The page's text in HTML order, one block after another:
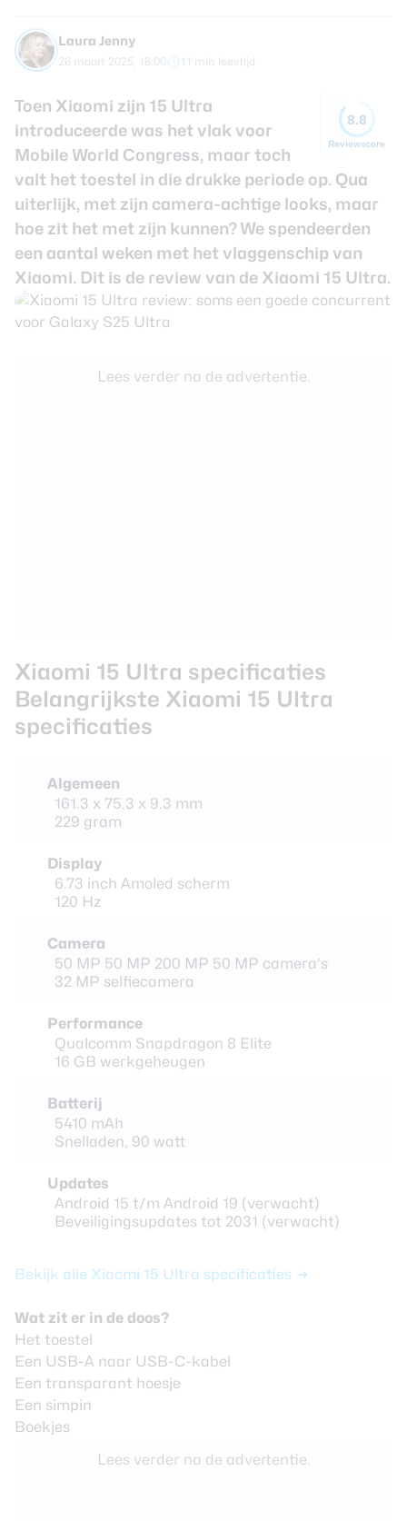
Laura Jenny
26 maart 2025, 18:00 11 min leestijd
8.8
Reviewscore
Toen Xiaomi zijn 15 Ultra
introduceerde was het vlak voor
Mobile World Congress, maar toch
valt het toestel in die drukke periode op. Qua
uiterlijk, met zijn camera-achtige looks, maar
hoe zit het met zijn kunnen? We spendeerden
een aantal weken met het vlaggenschip van
Xiaomi. Dit is de review van de Xiaomi 15 Ultra.
Lees verder na de advertentie.
Xiaomi 15 Ultra specificaties
Belangrijkste Xiaomi 15 Ultra
specificaties
Algemeen
161.3 x 75.3 x 9.3 mm
229 gram
Display
6.73 inch Amoled scherm
120 Hz
Camera
50 MP 50 MP 200 MP 50 MP camera’s
32 MP selfiecamera
Performance
Qualcomm Snapdragon 8 Elite
16 GB werkgeheugen
Batterij
5410 mAh
Snelladen, 90 watt
Updates
Android 15 t/m Android 19 (verwacht)
Beveiligingsupdates tot 2031 (verwacht)
Bekijk alle Xiaomi 15 Ultra specificaties
Wat zit er in de doos?
Het toestel
Een USB-A naar USB-C-kabel
Een transparant hoesje
Een simpin
Boekjes
Lees verder na de advertentie.
Login
Nieuwsbrief
Over ons